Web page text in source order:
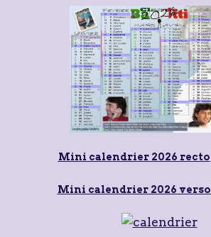
Mini calendrier 2026 recto
Mini calendrier 2026 verso